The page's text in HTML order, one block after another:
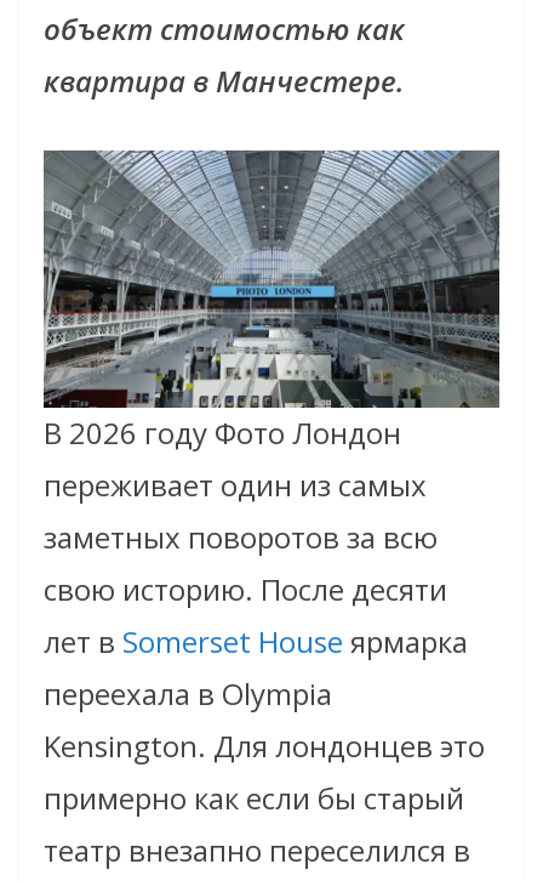
объект стоимостью как
квартира в Манчестере.
В 2026 году Фото Лондон
переживает один из самых
заметных поворотов за всю
свою историю. После десяти
лет в Somerset House ярмарка
переехала в Olympia
Kensington. Для лондонцев это
примерно как если бы старый
театр внезапно переселился в